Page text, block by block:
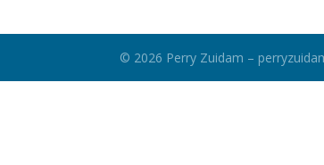
© 2026 Perry Zuidam –